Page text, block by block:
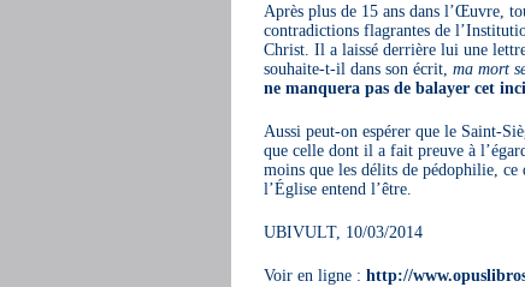
Après plus de 15 ans dans l’Œuvre,
contradictions flagrantes de
Christ. Il a laissé derrière lui une
souhaite-t-il dans son écrit, ma mort
ne manquera pas de balayer cet
Aussi peut-on espérer que le Saint-
que celle dont il a fait preuve à
moins que les délits de pédophilie,
l’Église entend l’être.
UBIVULT, 10/03/2014
Voir en ligne : http://